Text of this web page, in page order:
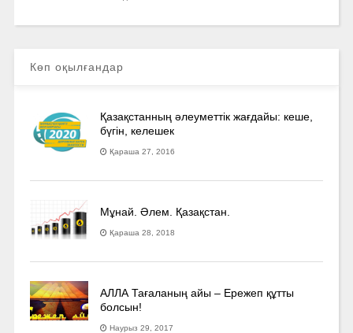
Көп оқылғандар
Қазақстанның әлеуметтік жағдайы: кеше,
бүгін, келешек
Қараша 27, 2016
Мұнай. Әлем. Қазақстан.
Қараша 28, 2018
АЛЛА Тағаланың айы – Ережеп құтты
болсын!
Наурыз 29, 2017